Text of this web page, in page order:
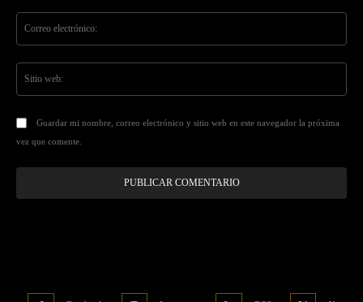
Guardar mi nombre, correo electrónico y sitio web en este navegador la próxima
vez que comente.